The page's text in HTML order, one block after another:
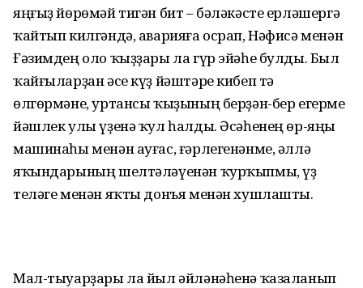
яңғыҙ йөрөмәй тигән бит – бәләкәсте ерләшергә
ҡайтып килгәндә, аварияға осрап, Нәфисә менән
Ғәзимдең оло ҡыҙҙары ла гүр эйәһе булды. Был
ҡайғыларҙан әсе күҙ йәштәре кибеп тә
өлгөрмәне, уртансы ҡыҙының берҙән-бер егерме
йәшлек улы үҙенә ҡул һалды. Әсәһенең өр-яңы
машинаһы менән ауғас, ғәрлегенәнме, әллә
яҡындарының шелтәләүенән ҡурҡыпмы, үҙ
теләге менән яҡты донъя менән хушлашты.
Мал-тыуарҙары ла йыл әйләнәһенә ҡазаланып